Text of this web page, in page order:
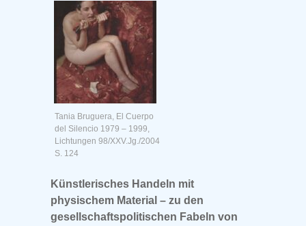
Tania Bruguera, El Cuerpo
del Silencio 1979 – 1999,
Lichtungen 98/XXV.Jg./2004
S. 124
Künstlerisches Handeln mit
physischem Material – zu den
gesellschaftspolitischen Fabeln von